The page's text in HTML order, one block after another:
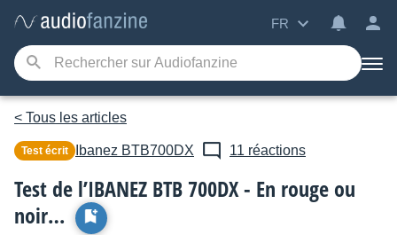
FR
< Tous les articles
Test écrit Ibanez BTB700DX 11 réactions
Test de l’IBANEZ BTB 700DX - En rouge ou
noir…